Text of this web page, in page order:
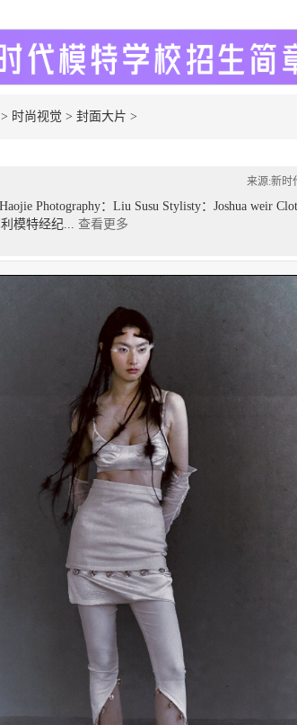
> 时尚视觉 > 封面大片 >
来源:新时
Photography：Liu Susu Stylisty：Joshua weir Clot
模特经纪... 查看更多